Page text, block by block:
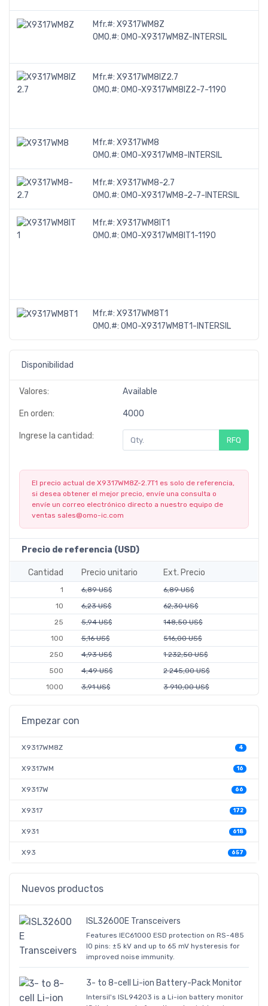
Mfr.#: X9317WM8Z
OMO.#: OMO-X9317WM8Z-INTERSIL
Mfr.#: X9317WM8IZ2.7
OMO.#: OMO-X9317WM8IZ2-7-1190
Mfr.#: X9317WM8
OMO.#: OMO-X9317WM8-INTERSIL
Mfr.#: X9317WM8-2.7
OMO.#: OMO-X9317WM8-2-7-INTERSIL
Mfr.#: X9317WM8IT1
OMO.#: OMO-X9317WM8IT1-1190
Mfr.#: X9317WM8T1
OMO.#: OMO-X9317WM8T1-INTERSIL
Disponibilidad
Valores: Available
En orden: 4000
Ingrese la cantidad: RFQ
El precio actual de X9317WM8Z-2.7T1 es solo de referencia,
si desea obtener el mejor precio, envíe una consulta o
envíe un correo electrónico directo a nuestro equipo de
ventas sales@omo-ic.com
Precio de referencia (USD)
Cantidad Precio unitario Ext. Precio
1 6,89 US$
6,89 US$
10
6,23 US$
62,30 US$
25
5,94 US$
148,50 US$
100
5,16 US$
516,00 US$
250
4,93 US$
1 232,50 US$
500
4,49 US$
2 245,00 US$
1000
3,91 US$ 3 910,00 US$
Empezar con
X9317WM8Z 4
X9317WM 16
X9317W 66
X9317 172
X931 618
X93 657
Nuevos productos
ISL32600E Transceivers
Features IEC61000 ESD protection on RS-485
IO pins: ±5 kV and up to 65 mV hysteresis for
improved noise immunity.
3- to 8-cell Li-ion Battery-Pack Monitor
Intersil's ISL94203 is a Li-ion battery monitor